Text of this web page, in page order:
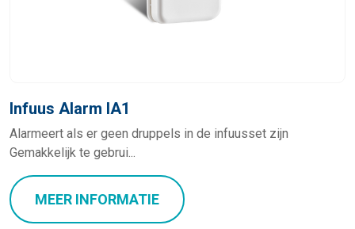
Infuus Alarm IA1
Alarmeert als er geen druppels in de infuusset zijn
Gemakkelijk te gebrui...
MEER INFORMATIE